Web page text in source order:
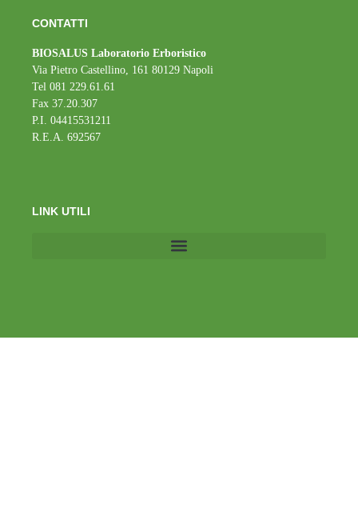
CONTATTI
BIOSALUS Laboratorio Erboristico
Via Pietro Castellino, 161 80129 Napoli
Tel 081 229.61.61
Fax 37.20.307
P.I. 04415531211
R.E.A. 692567
LINK UTILI